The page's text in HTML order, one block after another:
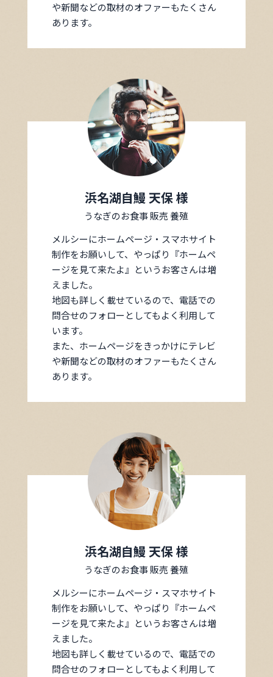
や新聞などの取材のオファーもたくさん
あります。
浜名湖自鰻 天保 様
うなぎのお食事 販売 養殖
メルシーにホームページ・スマホサイト
制作をお願いして、やっぱり『ホームペ
ージを見て来たよ』というお客さんは増
えました。
地図も詳しく載せているので、電話での
問合せのフォローとしてもよく利用して
います。
また、ホームページをきっかけにテレビ
や新聞などの取材のオファーもたくさん
あります。
浜名湖自鰻 天保 様
うなぎのお食事 販売 養殖
メルシーにホームページ・スマホサイト
制作をお願いして、やっぱり『ホームペ
ージを見て来たよ』というお客さんは増
えました。
地図も詳しく載せているので、電話での
問合せのフォローとしてもよく利用して